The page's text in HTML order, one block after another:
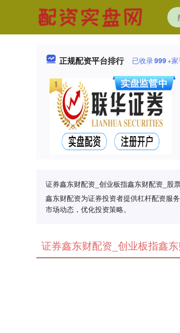
正规配资平台排行 已收录999+
证券鑫东财配资_创业板指鑫东财配资_股
鑫东财配资为证券投资者提供杠杆配资服
市场动态，优化投资策略。
证券鑫东财配资_创业板指鑫